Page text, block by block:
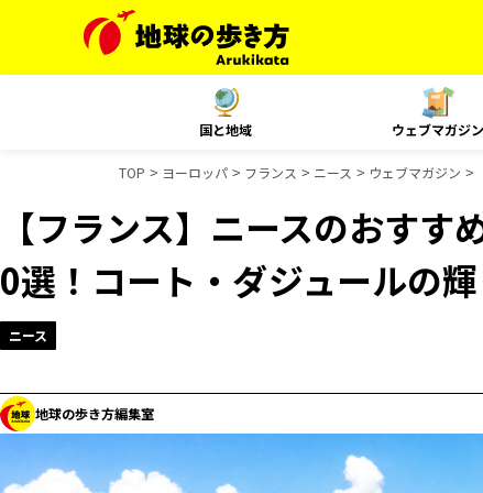
国と地域 ウェブマガジン
TOP ヨーロッパ フランス ニース ウェブマガジン
【フランス】ニースのおすす
0選！コート・ダジュールの
ニース
地球の歩き方編集室